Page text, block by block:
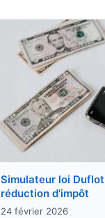
Simulateur loi
réduction d'impôt
24 février 2026